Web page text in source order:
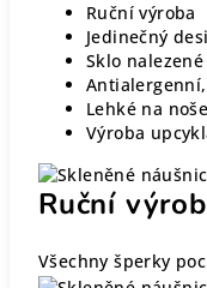
Ruční výroba
Jedinečný
Sklo
Lehké na
Výroba
Ruční
Všechny šperky